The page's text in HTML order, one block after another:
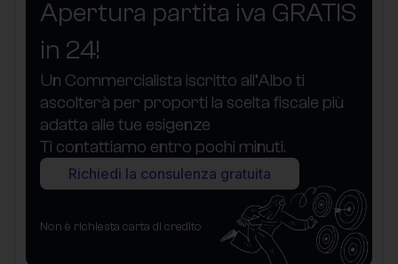
Apertura partita iva GRATIS
in 24!
Un Commercialista iscritto all’Albo ti
ascolterà per proporti la scelta fiscale più
adatta alle tue esigenze
Ti contattiamo entro pochi minuti.
Richiedi la consulenza gratuita
Non è richiesta carta di credito